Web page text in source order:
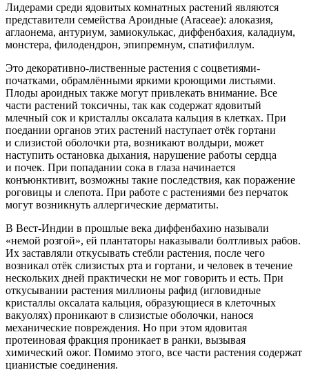
Лидерами среди ядовитых комнатных растений являются
представители семейства Ароидные (Araceae): алоказия,
аглаонема, антуриум, замиокулькас, диффенбахия, каладиум,
монстера, филодендрон, эпипремнум, спатифиллум.
Это декоративно-лиственные растения с соцветиями-
початками, обрамлёнными яркими кроющими листьями.
Плоды ароидных также могут привлекать внимание. Все
части растений токсичны, так как содержат ядовитый
млечный сок и кристаллы оксалата кальция в клетках. При
поедании органов этих растений наступает отёк гортани
и слизистой оболочки рта, возникают волдыри, может
наступить остановка дыхания, нарушение работы сердца
и почек. При попадании сока в глаза начинается
конъюнктивит, возможны такие последствия, как поражение
роговицы и слепота. При работе с растениями без перчаток
могут возникнуть аллергические дерматиты.
В Вест-Индии в прошлые века диффенбахию называли
«немой розгой», ей плантаторы наказывали болтливых рабов.
Их заставляли откусывать стебли растения, после чего
возникал отёк слизистых рта и гортани, и человек в течение
нескольких дней практически не мог говорить и есть. При
откусывании растения миллионы рафид (игловидные
кристаллы оксалата кальция, образующиеся в клеточных
вакуолях) проникают в слизистые оболочки, нанося
механические повреждения. Но при этом ядовитая
протеиновая фракция проникает в ранки, вызывая
химический ожог. Помимо этого, все части растения содержат
цианистые соединения.